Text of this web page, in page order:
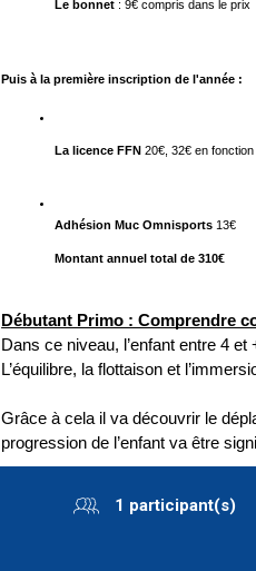
Le bonnet : 9€ compris dans le prix
Puis à la première inscription de l'année :
La licence FFN 20€, 32€ en
Adhésion Muc Omnisports 13€
Montant annuel total de 310€
Débutant Primo : Comprendre
Dans ce niveau, l’enfant entre 4
L’équilibre, la flottaison et
Grâce à cela il va découvrir le
progression de l’enfant va être
1 participant(s)